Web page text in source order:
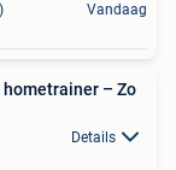
Vandaag
hometrainer – Zo
Details